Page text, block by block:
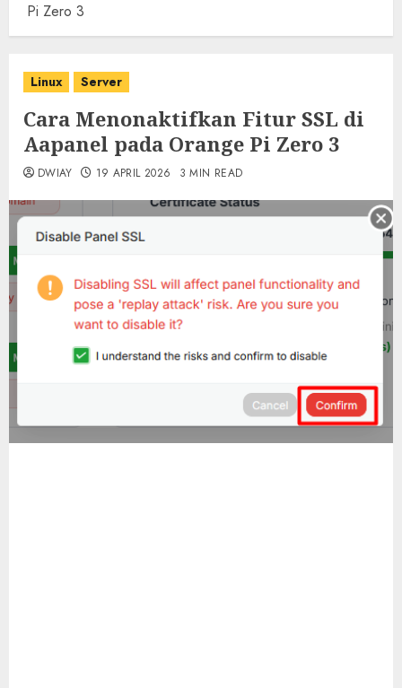
Pi Zero 3
Linux Server
Cara Menonaktifkan Fitur SSL di
Aapanel pada Orange Pi Zero 3
DWIAY 19 APRIL 2026 3 MIN READ